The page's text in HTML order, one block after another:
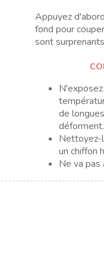
Appuyez
fond pour
sont
de
déforment.
Nettoyez-
un chiffon
Ne va pas